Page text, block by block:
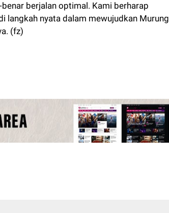
berjalan optimal. Kami berharap
langkah nyata dalam mewujudkan Murung
(fz)